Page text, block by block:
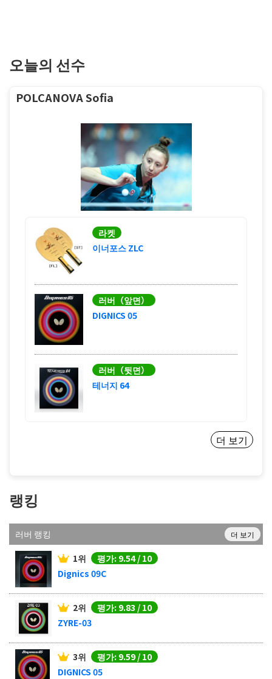
오늘의 선수
POLCANOVA Sofia
라켓
이너포스 ZLC
러버（앞면）
DIGNICS 05
러버（뒷면）
테너지 64
더 보기
랭킹
러버 랭킹 더 보기
1위
평가: 9.54 / 10
Dignics 09C
2위
평가: 9.83 / 10
ZYRE-03
3위
평가: 9.59 / 10
DIGNICS 05